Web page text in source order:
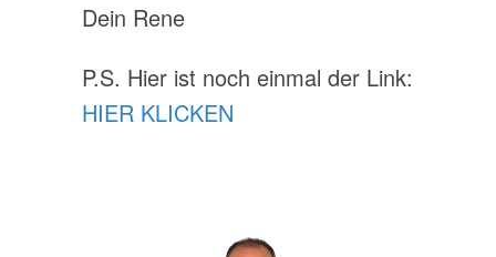
Dein Rene
P.S. Hier ist noch einmal der Link:
HIER KLICKEN